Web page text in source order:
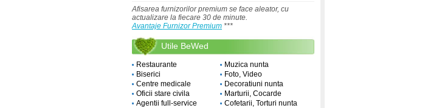
Afisarea furnizorilor premium se face aleator, cu
actualizare la fiecare 30 de minute.
Avantaje Furnizor Premium ***
Utile BeWed
Restaurante
Biserici
Centre medicale
Oficii stare civila
Agentii full-service
Muzica nunta
Foto, Video
Decoratiuni nunta
Marturii, Cocarde
Cofetarii, Torturi nunta